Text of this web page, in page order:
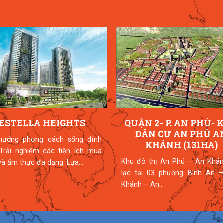
HEIGHTS
phong cách sống đỉnh
nghiệm các tiện ích mua
ẩm thực đa dạng. Lựa...
QUẬN 2- P. AN PHÚ-
DÂN CƯ AN PHÚ
KHÁNH (131HA)
Khu đô thị An Phú – An
lạc tại 03 phường Bình An
Khánh – An...